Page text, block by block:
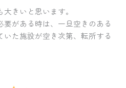
きいと思います。
要がある時は、一旦空きのある
た施設が空き次第、転所する